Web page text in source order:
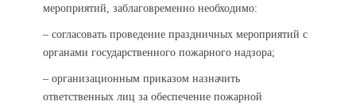
мероприятий, заблаговременно необходимо:
– согласовать проведение праздничных мероприятий с
органами государственного пожарного надзора;
– организационным приказом назначить
ответственных лиц за обеспечение пожарной